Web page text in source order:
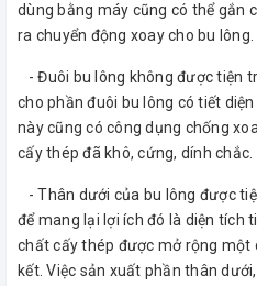
dùng bằng máy cũng có thể gắn
ra chuyển động xoay cho bu lông.
- Đuôi bu lông không được tiện
cho phần đuôi bu lông có tiết
này cũng có công dụng chống
cấy thép đã khô, cứng, dính chắc.
- Thân dưới của bu lông được
để mang lại lợi ích đó là diện tích
chất cấy thép được mở rộng một
kết. Việc sản xuất phần thân